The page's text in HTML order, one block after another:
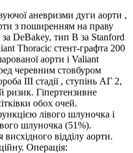
аневризми дуги аорти ,
з поширенням на праву
за DeBakey, тип B за Stanford
Thoracic стент-графта 200
аорти і Valiant
черевним стовбуром
ІІІ стадії , ступінь АГ 2,
ризик. Гіпертензивне
обох очей.
лівого шлуночка і
шлуночка (51%).
відділу аорти.
Операція: